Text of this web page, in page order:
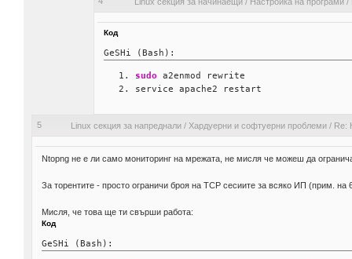
Код
GeSHi (Bash):
sudo a2enmod rewrite
service apache2 restart
5 Linux секция за напреднали / Хардуерни и софтуерни проблеми / Re:
Ntopng не е ли само мониторинг на мрежата, не мисля че можеш да
За торентите - просто ограничи броя на TCP сесиите за всяко ИП (прим.
Мисля, че това ще ти свърши работа:
Код
GeSHi (Bash):